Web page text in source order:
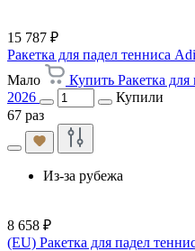
15 787 ₽
Ракетка для падел тенниса
Мало
Купить Ракетка
2026
Купили
67 раз
Из-за рубежа
8 658 ₽
(EU) Ракетка для падел